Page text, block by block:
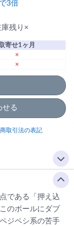
3倍
庫残り×
寄せ1ヶ月
×
×
せる
取引法の表記
である「押え込
のボールにダブ
ジペシ系の苦手